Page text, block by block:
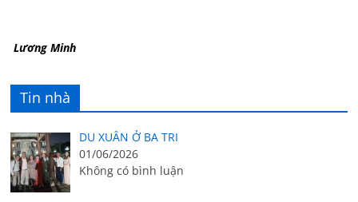
Lương Minh
Tin nhà
DU XUÂN Ở BA TRI
01/06/2026
Không có bình luận